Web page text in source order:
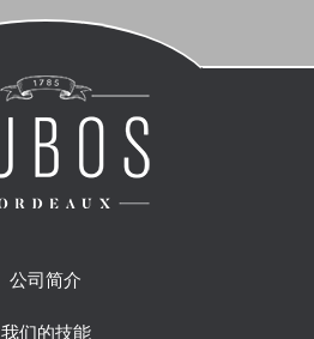
公司简介
我们的技能